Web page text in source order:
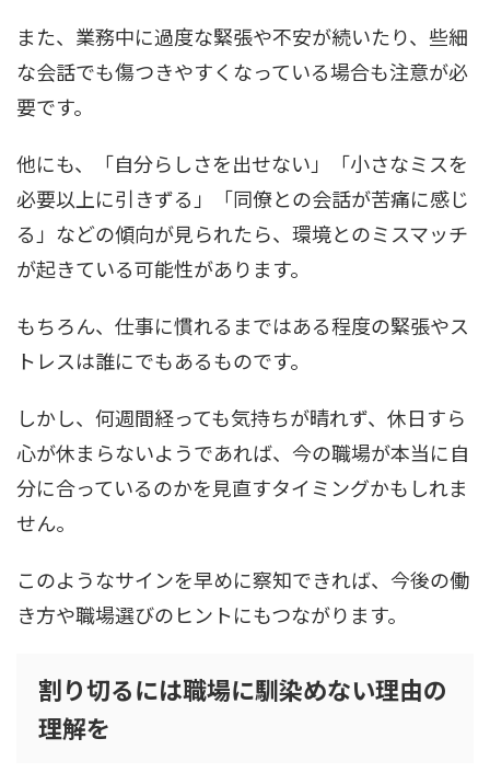
また、業務中に過度な緊張や不安が続いたり、些細
な会話でも傷つきやすくなっている場合も注意が必
要です。
他にも、「自分らしさを出せない」「小さなミスを
必要以上に引きずる」「同僚との会話が苦痛に感じ
る」などの傾向が見られたら、環境とのミスマッチ
が起きている可能性があります。
もちろん、仕事に慣れるまではある程度の緊張やス
トレスは誰にでもあるものです。
しかし、何週間経っても気持ちが晴れず、休日すら
心が休まらないようであれば、今の職場が本当に自
分に合っているのかを見直すタイミングかもしれま
せん。
このようなサインを早めに察知できれば、今後の働
き方や職場選びのヒントにもつながります。
割り切るには職場に馴染めない理由の
理解を